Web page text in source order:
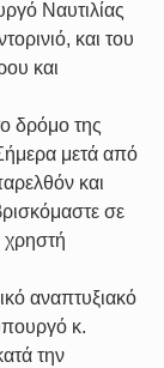
Ναυτιλίας
και του
και
δρόμο της
μετά από
και
σε
χρηστή
αναπτυξιακό
κ.
την